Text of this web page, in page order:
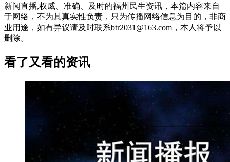
新闻直播,权威、准确、及时的福州民生资讯，本篇内容来自
于网络，不为其真实性负责，只为传播网络信息为目的，非商
业用途，如有异议请及时联系btr2031@163.com，本人将予以
删除。
看了又看的资讯